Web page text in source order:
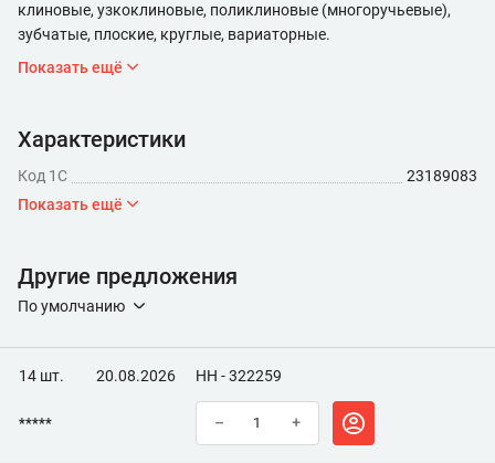
клиновые, узкоклиновые, поликлиновые (многоручьевые),
зубчатые, плоские, круглые, вариаторные.
Показать ещё
Характеристики
Код 1С
23189083
Показать ещё
Другие предложения
По умолчанию
14 шт. 20.08.2026 НН - 322259
***** – +